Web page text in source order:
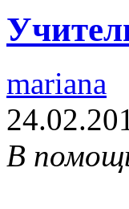
mariana
В